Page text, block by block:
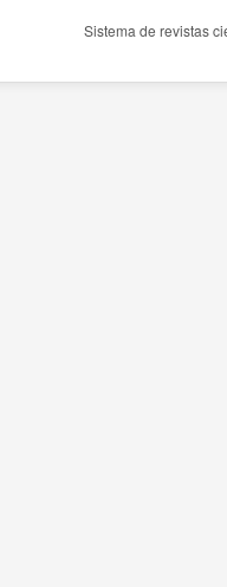
Sistema de revistas